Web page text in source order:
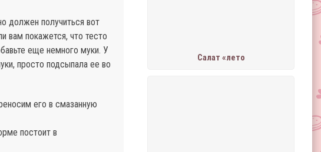
Салат «лето
должен получиться вот
вам покажется, что тесто
еще немного муки. У
просто подсыпала ее во
его в смазанную
постоит в